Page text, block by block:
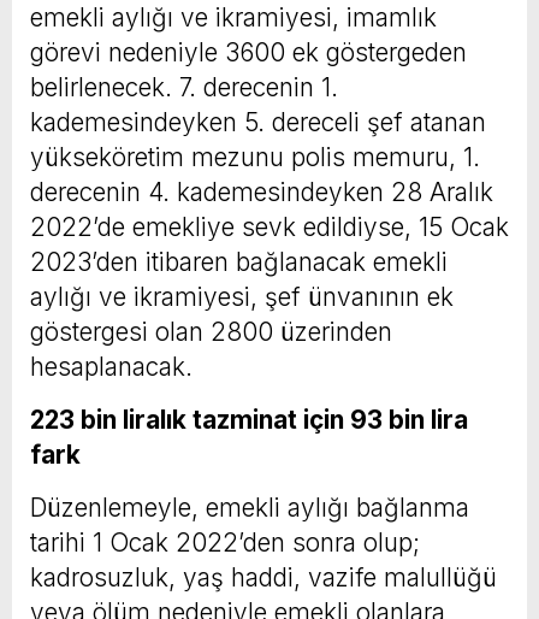
emekli aylığı ve ikramiyesi, imamlık
görevi nedeniyle 3600 ek göstergeden
belirlenecek. 7. derecenin 1.
kademesindeyken 5. dereceli şef atanan
yükseköretim mezunu polis memuru, 1.
derecenin 4. kademesindeyken 28 Aralık
2022’de emekliye sevk edildiyse, 15 Ocak
2023’den itibaren bağlanacak emekli
aylığı ve ikramiyesi, şef ünvanının ek
göstergesi olan 2800 üzerinden
hesaplanacak.
223 bin liralık tazminat için 93 bin lira
fark
Düzenlemeyle, emekli aylığı bağlanma
tarihi 1 Ocak 2022’den sonra olup;
kadrosuzluk, yaş haddi, vazife malullüğü
veya ölüm nedeniyle emekli olanlara